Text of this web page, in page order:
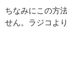
ちなみにこの方
せん。ラジコよ